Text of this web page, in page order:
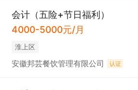
会计（五险+节日福利）
4000-5000元/月
淮上区
安徽邦芸餐饮管理有限公司 认证